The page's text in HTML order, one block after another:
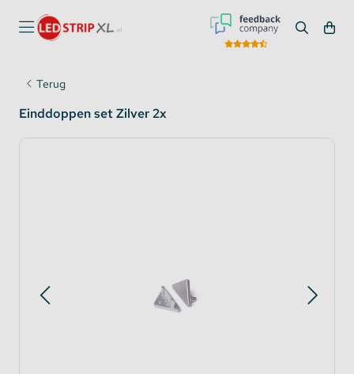
Terug
Einddoppen set Zilver 2x